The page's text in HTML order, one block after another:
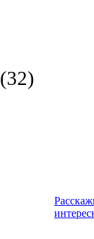
(32)